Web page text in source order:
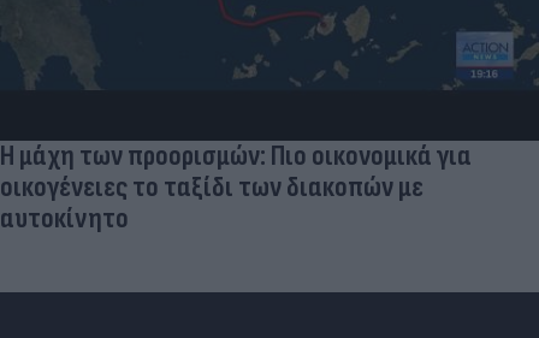
Η μάχη των προορισμών: Πιο οικονομικά για
οικογένειες το ταξίδι των διακοπών με
αυτοκίνητο